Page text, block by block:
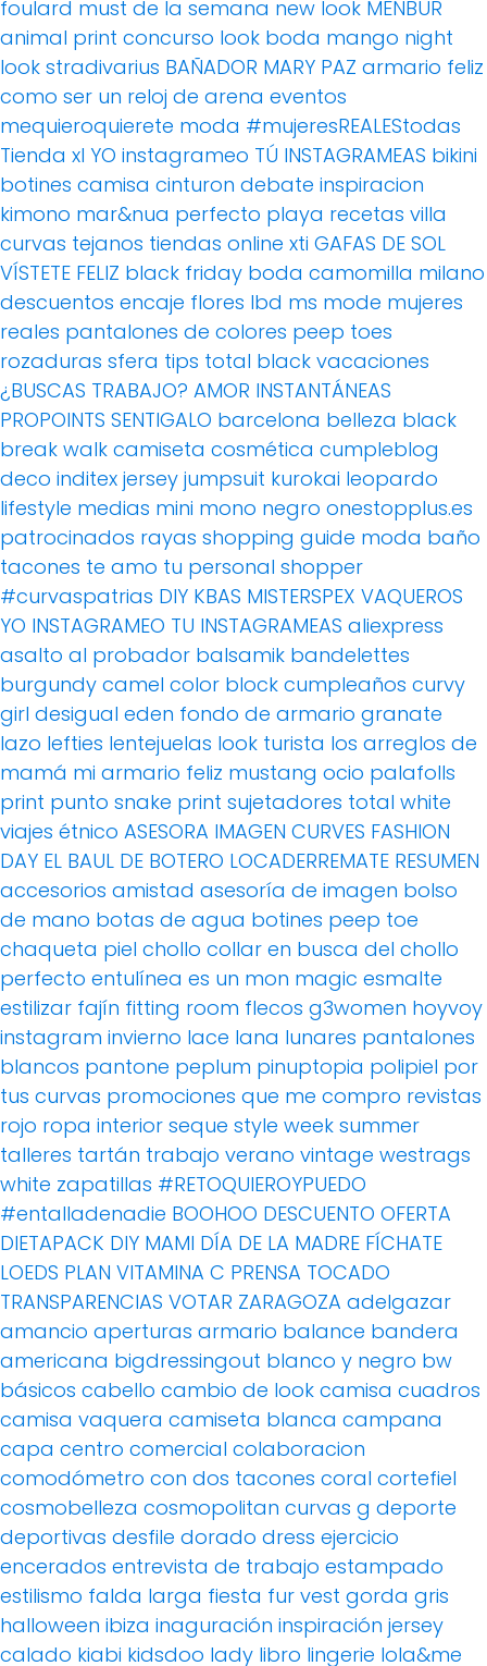
foulard must de la semana new look MENBUR
animal print concurso look boda mango night
look stradivarius BAÑADOR MARY PAZ armario feliz
como ser un reloj de arena eventos
mequieroquierete moda #mujeresREALEStodas
Tienda xl YO instagrameo TÚ INSTAGRAMEAS bikini
botines camisa cinturon debate inspiracion
kimono mar&nua perfecto playa recetas villa
curvas tejanos tiendas online xti GAFAS DE SOL
VÍSTETE FELIZ black friday boda camomilla milano
descuentos encaje flores lbd ms mode mujeres
reales pantalones de colores peep toes
rozaduras sfera tips total black vacaciones
¿BUSCAS TRABAJO? AMOR INSTANTÁNEAS
PROPOINTS SENTIGALO barcelona belleza black
break walk camiseta cosmética cumpleblog
deco inditex jersey jumpsuit kurokai leopardo
lifestyle medias mini mono negro onestopplus.es
patrocinados rayas shopping guide moda baño
tacones te amo tu personal shopper
#curvaspatrias DIY KBAS MISTERSPEX VAQUEROS
YO INSTAGRAMEO TU INSTAGRAMEAS aliexpress
asalto al probador balsamik bandelettes
burgundy camel color block cumpleaños curvy
girl desigual eden fondo de armario granate
lazo lefties lentejuelas look turista los arreglos de
mamá mi armario feliz mustang ocio palafolls
print punto snake print sujetadores total white
viajes étnico ASESORA IMAGEN CURVES FASHION
DAY EL BAUL DE BOTERO LOCADERREMATE RESUMEN
accesorios amistad asesoría de imagen bolso
de mano botas de agua botines peep toe
chaqueta piel chollo collar en busca del chollo
perfecto entulínea es un mon magic esmalte
estilizar fajín fitting room flecos g3women hoyvoy
instagram invierno lace lana lunares pantalones
blancos pantone peplum pinuptopia polipiel por
tus curvas promociones que me compro revistas
rojo ropa interior seque style week summer
talleres tartán trabajo verano vintage westrags
white zapatillas #RETOQUIEROYPUEDO
#entalladenadie BOOHOO DESCUENTO OFERTA
DIETAPACK DIY MAMI DÍA DE LA MADRE FÍCHATE
LOEDS PLAN VITAMINA C PRENSA TOCADO
TRANSPARENCIAS VOTAR ZARAGOZA adelgazar
amancio aperturas armario balance bandera
americana bigdressingout blanco y negro bw
básicos cabello cambio de look camisa cuadros
camisa vaquera camiseta blanca campana
capa centro comercial colaboracion
comodómetro con dos tacones coral cortefiel
cosmobelleza cosmopolitan curvas g deporte
deportivas desfile dorado dress ejercicio
encerados entrevista de trabajo estampado
estilismo falda larga fiesta fur vest gorda gris
halloween ibiza inaguración inspiración jersey
calado kiabi kidsdoo lady libro lingerie lola&me